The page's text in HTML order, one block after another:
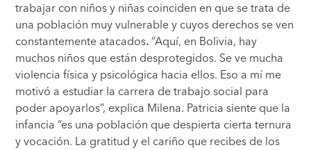
trabajar con niños y niñas coinciden en que se trata de
una población muy vulnerable y cuyos derechos se ven
constantemente atacados. “Aquí, en Bolivia, hay
muchos niños que están desprotegidos. Se ve mucha
violencia física y psicológica hacia ellos. Eso a mí me
motivó a estudiar la carrera de trabajo social para
poder apoyarlos”, explica Milena. Patricia siente que la
infancia “es una población que despierta cierta ternura
y vocación. La gratitud y el cariño que recibes de los